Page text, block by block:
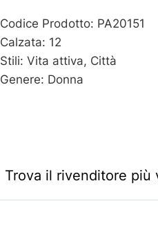
Codice Prodotto: PA20151
Calzata: 12
Stili: Vita attiva, Città
Genere: Donna
Trova il rivenditore più